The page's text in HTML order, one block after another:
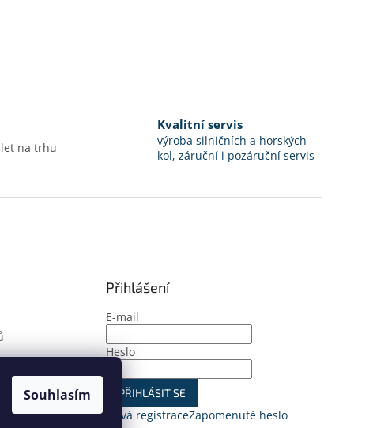
Souhlasím
na trhu
Kvalitní servis
výroba silničních a horských
kol, záruční i pozáruční servis
Přihlášení
E-mail
Heslo
PŘIHLÁSIT SE
Nová registraceZapomenuté heslo